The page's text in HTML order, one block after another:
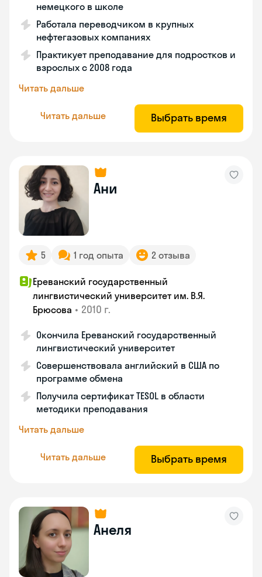
немецкого в школе
Работала переводчиком в крупных
нефтегазовых компаниях
Практикует преподавание для подростков и
взрослых с 2008 года
Читать дальше
Читать дальше Выбрать время
Ани
5 1 год опыта 2 отзыва
Ереванский государственный
лингвистический университет им. В.Я.
Брюсова • 2010 г.
Окончила Ереванский государственный
лингвистический университет
Совершенствовала английский в США по
программе обмена
Получила сертификат TESOL в области
методики преподавания
Читать дальше
Читать дальше Выбрать время
Анеля